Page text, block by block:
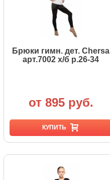
Брюки гимн. дет. Chersa
арт.7002 х/б р.26-34
от 895 руб.
КУПИТЬ